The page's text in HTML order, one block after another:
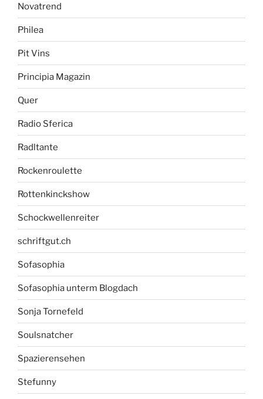
Novatrend
Philea
Pit Vins
Principia Magazin
Quer
Radio Sferica
Radltante
Rockenroulette
Rottenkinckshow
Schockwellenreiter
schriftgut.ch
Sofasophia
Sofasophia unterm Blogdach
Sonja Tornefeld
Soulsnatcher
Spazierensehen
Stefunny